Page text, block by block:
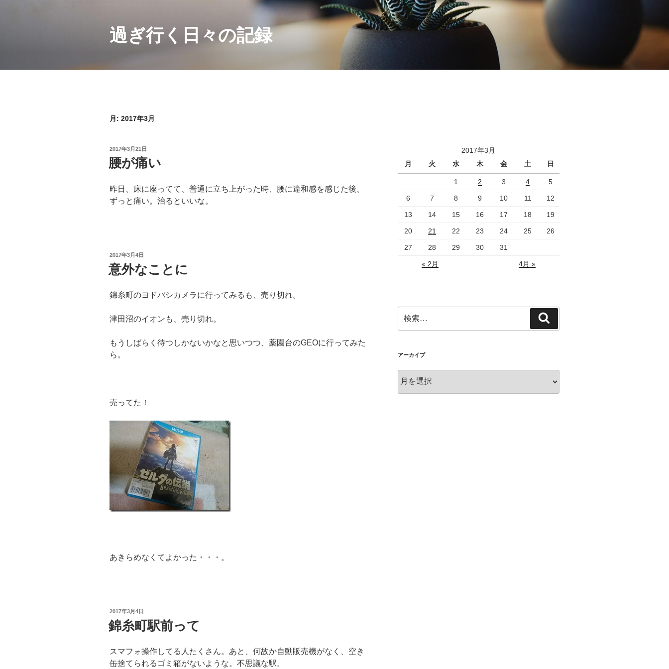
過ぎ行く日々の記録
月: 2017年3月
投
稿
日:
2017年3月21日
腰が痛い
昨日、床に座ってて、普通に立ち上がった時、腰に違和感を感じた後、
ずっと痛い。治るといいな。
投
稿
日:
2017年3月4日
意外なことに
錦糸町のヨドバシカメラに行ってみるも、売り切れ。
津田沼のイオンも、売り切れ。
もうしばらく待つしかないかなと思いつつ、薬園台のGEOに行ってみた
ら。
売ってた！
あきらめなくてよかった・・・。
投
稿
日:
2017年3月4日
錦糸町駅前って
スマフォ操作してる人たくさん。あと、何故か自動販売機がなく、空き
缶捨てられるゴミ箱がないような。不思議な駅。
2017年3月
月
火 水 木 金 土 日
1 2 3 4 5
6 7 8 9 10 11 12
13 14 15 16 17 18 19
20 21 22 23 24 25 26
27 28 29 30 31
« 2月 4月 »
索:
索
アーカイブ
ー